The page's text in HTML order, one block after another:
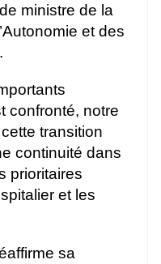
ministre de la
et des
confronté, notre
transition
continuité dans
prioritaires
et les
sa